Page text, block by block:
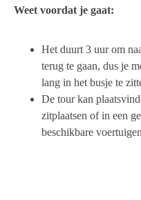
Weet voordat je gaat:
Het duurt 3 uur om
terug te gaan, dus je
lang in het busje te
De tour kan
zitplaatsen of in een
beschikbare